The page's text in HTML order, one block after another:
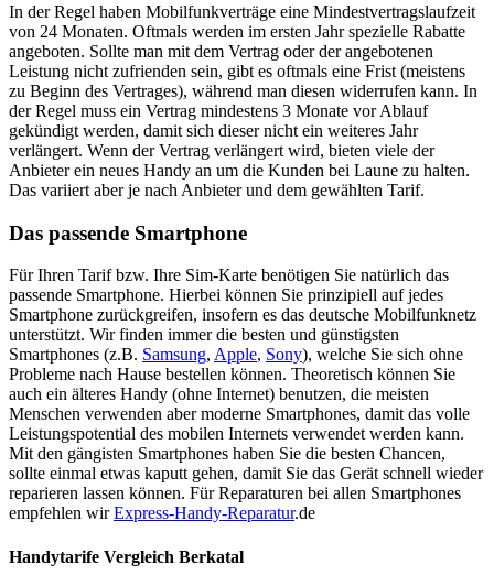
In der Regel haben Mobilfunkverträge eine Mindestvertragslaufzeit
von 24 Monaten. Oftmals werden im ersten Jahr spezielle Rabatte
angeboten. Sollte man mit dem Vertrag oder der angebotenen
Leistung nicht zufrienden sein, gibt es oftmals eine Frist (meistens
zu Beginn des Vertrages), während man diesen widerrufen kann. In
der Regel muss ein Vertrag mindestens 3 Monate vor Ablauf
gekündigt werden, damit sich dieser nicht ein weiteres Jahr
verlängert. Wenn der Vertrag verlängert wird, bieten viele der
Anbieter ein neues Handy an um die Kunden bei Laune zu halten.
Das variiert aber je nach Anbieter und dem gewählten Tarif.
Das passende Smartphone
Für Ihren Tarif bzw. Ihre Sim-Karte benötigen Sie natürlich das
passende Smartphone. Hierbei können Sie prinzipiell auf jedes
Smartphone zurückgreifen, insofern es das deutsche Mobilfunknetz
unterstützt. Wir finden immer die besten und günstigsten
Smartphones (z.B. Samsung, Apple, Sony), welche Sie sich ohne
Probleme nach Hause bestellen können. Theoretisch können Sie
auch ein älteres Handy (ohne Internet) benutzen, die meisten
Menschen verwenden aber moderne Smartphones, damit das volle
Leistungspotential des mobilen Internets verwendet werden kann.
Mit den gängisten Smartphones haben Sie die besten Chancen,
sollte einmal etwas kaputt gehen, damit Sie das Gerät schnell wieder
reparieren lassen können. Für Reparaturen bei allen Smartphones
empfehlen wirExpress-Handy-Reparatur.de
Handytarife Vergleich Berkatal